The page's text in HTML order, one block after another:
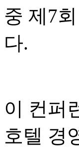
중 제7
다.
이 컨퍼
호텔 경